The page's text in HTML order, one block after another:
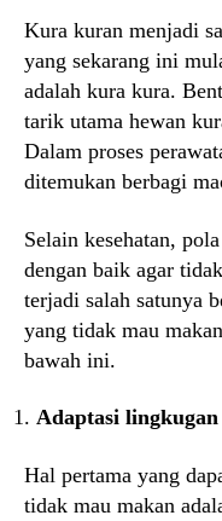
Kura kuran menjadi
yang sekarang ini
adalah kura kura.
tarik utama hewan
Dalam proses
ditemukan berbagi
Selain kesehatan,
dengan baik agar
terjadi salah satunya
yang tidak mau
bawah ini.
Adaptasi
Hal pertama yang
tidak mau makan